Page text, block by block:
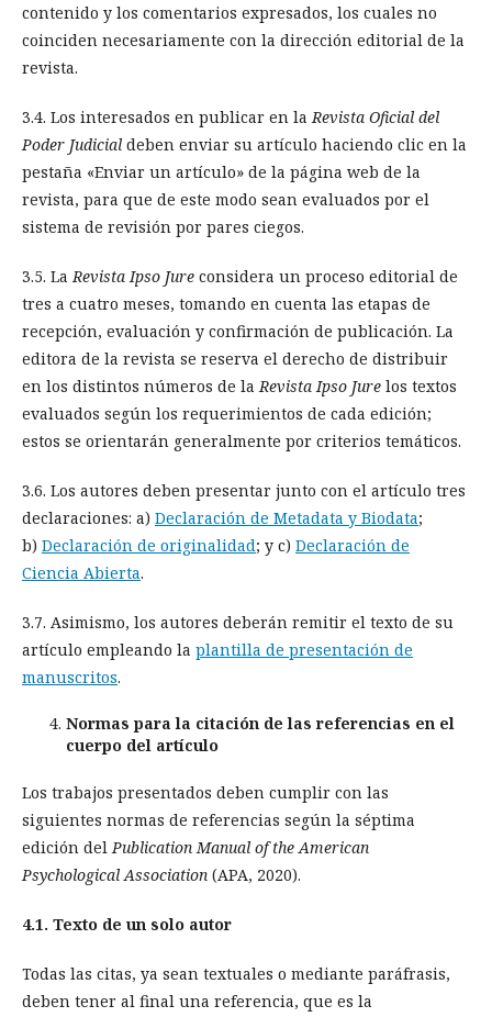
contenido y los comentarios expresados, los cuales no
coinciden necesariamente con la dirección editorial de la
revista.
3.4. Los interesados en publicar en la Revista Oficial del
Poder Judicial deben enviar su artículo haciendo clic en la
pestaña «Enviar un artículo» de la página web de la
revista, para que de este modo sean evaluados por el
sistema de revisión por pares ciegos.
3.5. La Revista Ipso Jure considera un proceso editorial de
tres a cuatro meses, tomando en cuenta las etapas de
recepción, evaluación y confirmación de publicación. La
editora de la revista se reserva el derecho de distribuir
en los distintos números de la Revista Ipso Jure los textos
evaluados según los requerimientos de cada edición;
estos se orientarán generalmente por criterios temáticos.
3.6. Los autores deben presentar junto con el artículo tres
declaraciones: a) Declaración de Metadata y Biodata;
b) Declaración de originalidad; y c) Declaración de
Ciencia Abierta.
3.7. Asimismo, los autores deberán remitir el texto de su
artículo empleando la plantilla de presentación de
manuscritos.
Normas para la citación de las referencias en el
cuerpo del artículo
Los trabajos presentados deben cumplir con las
siguientes normas de referencias según la séptima
edición del Publication Manual of the American
Psychological Association (APA, 2020).
4.1. Texto de un solo autor
Todas las citas, ya sean textuales o mediante paráfrasis,
deben tener al final una referencia, que es la